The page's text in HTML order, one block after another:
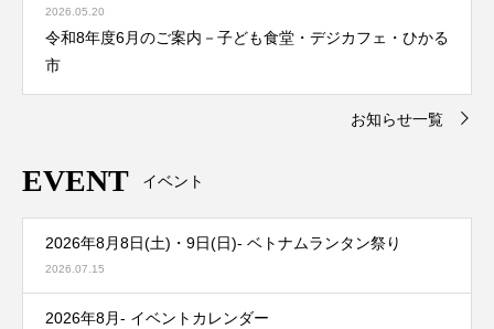
2026.05.20
令和8年度6月のご案内－子ども食堂・デジカフェ・ひかる
市
お知らせ一覧
EVENT イベント
2026年8月8日(土)・9日(日)- ベトナムランタン祭り
2026.07.15
2026年8月- イベントカレンダー